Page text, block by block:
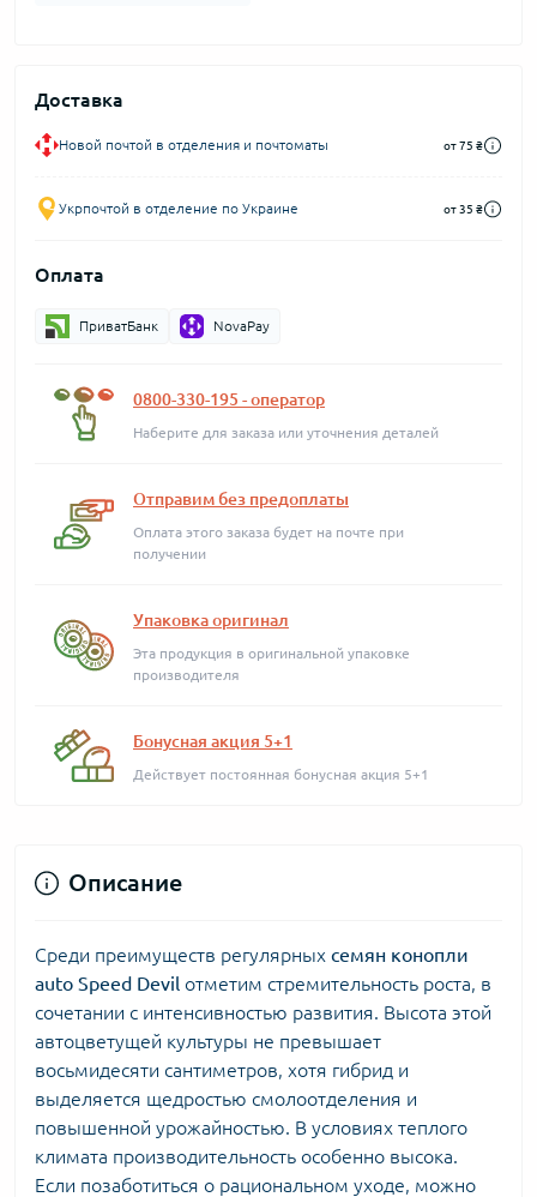
Доставка
Новой почтой в отделения и почтоматы от 75 ₴
Укрпочтой в отделение по Украине от 35 ₴
Оплата
ПриватБанк NovaPay
0800-330-195 - оператор
Наберите для заказа или уточнения деталей
Отправим без предоплаты
Оплата этого заказа будет на почте при
получении
Упаковка оригинал
Эта продукция в оригинальной упаковке
производителя
Бонусная акция 5+1
Действует постоянная бонусная акция 5+1
Описание
Среди преимуществ регулярных семян конопли
auto Speed Devil отметим стремительность роста, в
сочетании с интенсивностью развития. Высота этой
автоцветущей культуры не превышает
восьмидесяти сантиметров, хотя гибрид и
выделяется щедростью смолоотделения и
повышенной урожайностью. В условиях теплого
климата производительность особенно высока.
Если позаботиться о рациональном уходе, можно